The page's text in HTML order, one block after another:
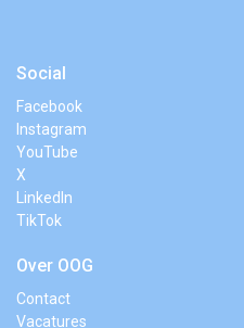
Social
Facebook
Instagram
YouTube
X
LinkedIn
TikTok
Over OOG
Contact
Vacatures